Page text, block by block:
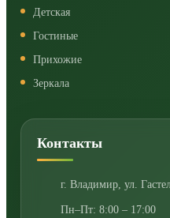
Детская
Гостиные
Прихожие
Зеркала
Контакты
г. Владимир ул.
Пн–Пт: 8:00 – 17:00